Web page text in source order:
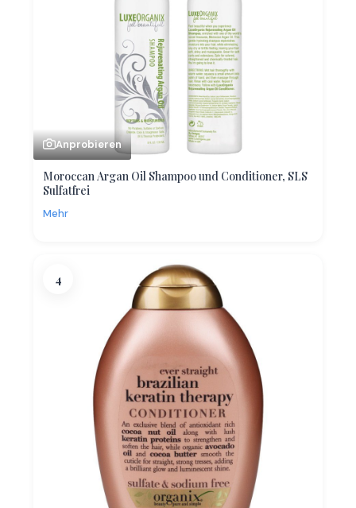
Anprobieren
Moroccan Argan Oil Shampoo und Conditioner, SLS
Sulfatfrei
Mehr
4